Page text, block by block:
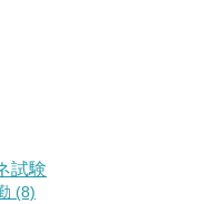
試験
(8)